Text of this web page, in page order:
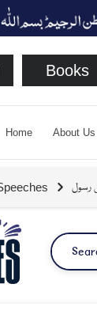
Books
Home About Us
رسول